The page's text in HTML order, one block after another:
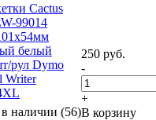
Cactus
99014
белый
рул Dymo
Writer
в наличии (56)
250 руб.
-
+
В корзину